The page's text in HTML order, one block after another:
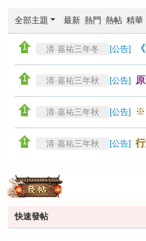
全部主題 最新 熱門 熱帖 精華
清·嘉祐三年冬 [公告]
清·嘉祐三年秋 [公告]
清·嘉祐三年秋 [公告] ※
清·嘉祐三年秋 [公告]
發帖
快速發帖